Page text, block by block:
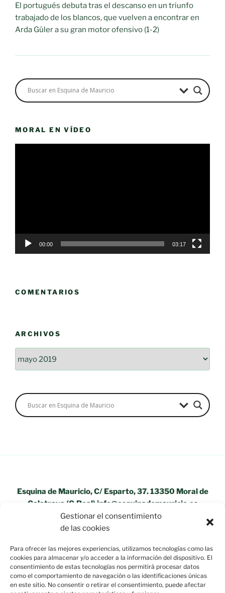
Gestionar el consentimiento
de las cookies
Para ofrecer las mejores experiencias, utilizamos tecnologías como las
cookies para almacenar y/o acceder a la información del dispositivo. El
consentimiento de estas tecnologías nos permitirá procesar datos
como el comportamiento de navegación o las identificaciones únicas
en este sitio. No consentir o retirar el consentimiento, puede afectar
El portugués debuta tras el descanso en un triunfo
trabajado de los blancos, que vuelven a encontrar en
Arda Güler a su gran motor ofensivo (1-2)
MORAL EN VÍDEO
00:00 03:17
COMENTARIOS
ARCHIVOS
Esquina de Mauricio, C/ Esparto, 37. 13350 Moral de
Calatrava (C.Real) info@esquinademauricio.es
«Aviso Legal»